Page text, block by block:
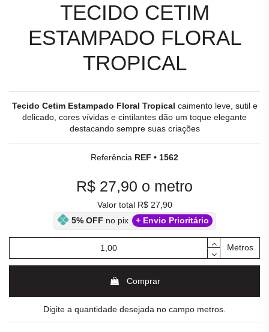
TECIDO CETIM
ESTAMPADO FLORAL
TROPICAL
Tecido Cetim Estampado Floral Tropical caimento leve, sutil e
delicado, cores vívidas e cintilantes dão um toque elegante
destacando sempre suas criações
Referência REF • 1562
R$ 27,90 o metro
Valor total R$ 27,90
5% OFF no pix + Envio Prioritário
Metros
Comprar
Digite a quantidade desejada no campo metros.